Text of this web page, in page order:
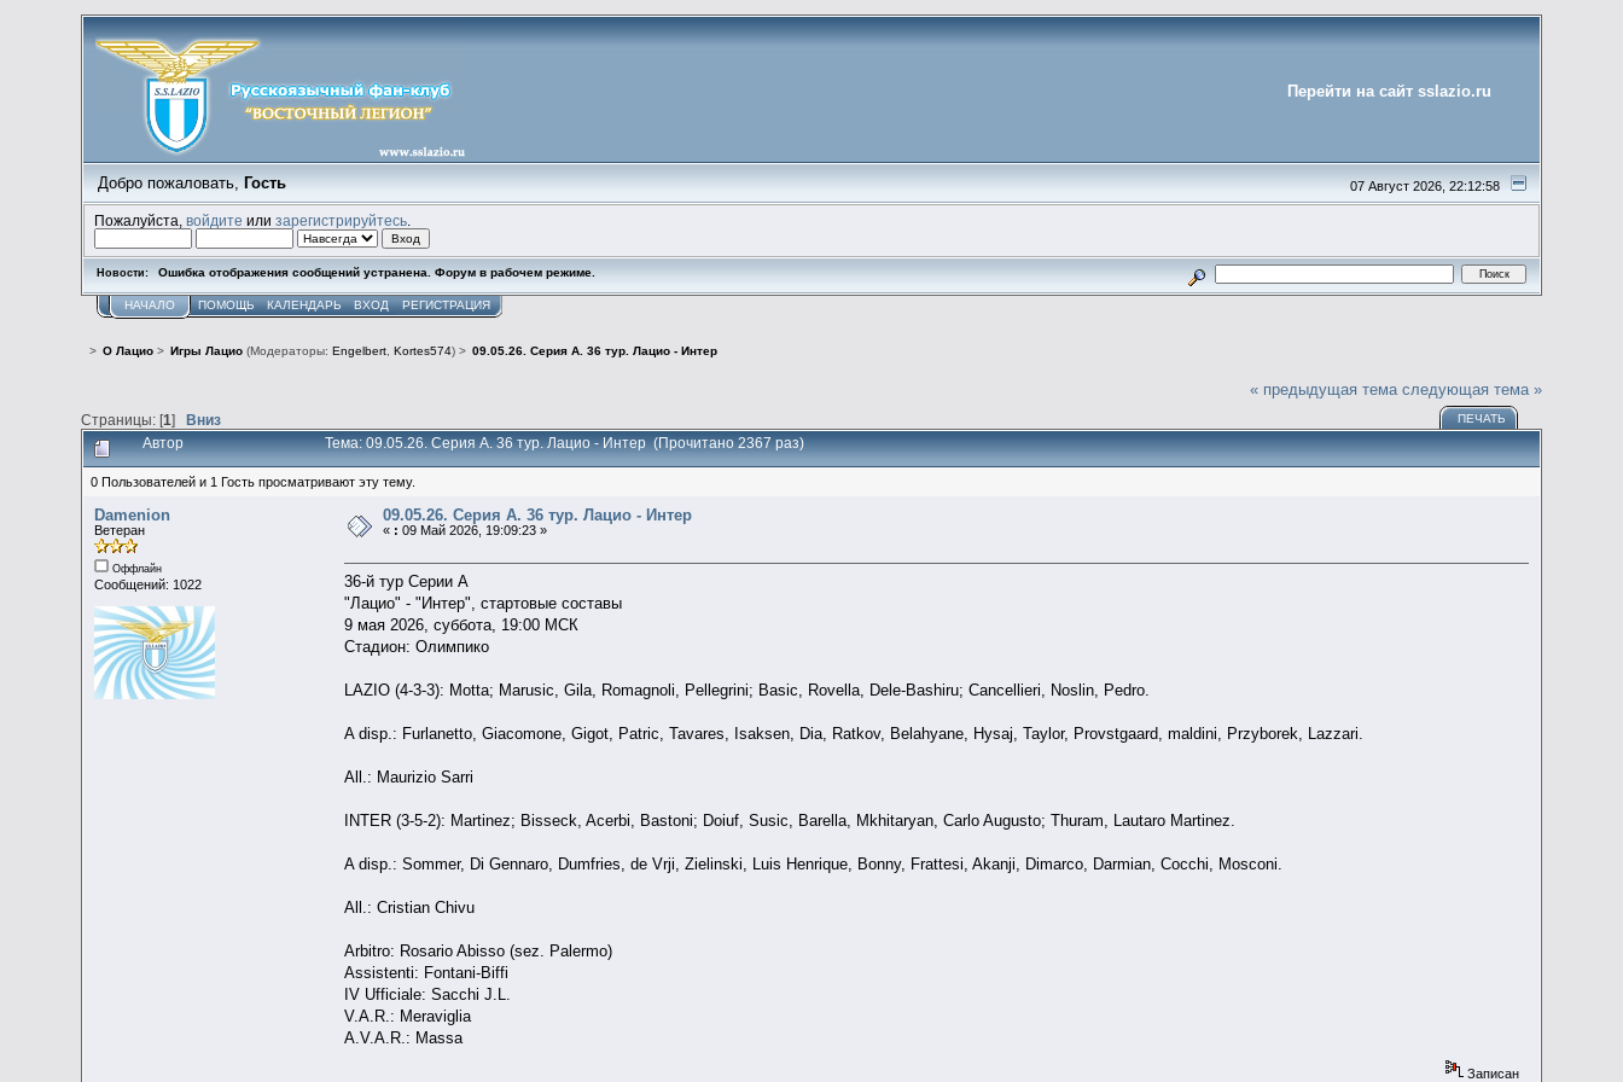
Перейти на сайт sslazio.ru
07 Август 2026, 22:12:58
Добро пожаловать, Гость
Пожалуйста,войдите илизарегистрируйтесь
Новости: Ошибка отображения сообщений устранена. Форум в рабочем режиме.
НАЧАЛО ПОМОЩЬ КАЛЕНДАРЬ ВХОД РЕГИСТРАЦИЯ
> О Лацио> Игры Лацио(Модераторы: Engelbert, Kortes574) > 09.05.26. Серия А. 36 тур. Лацио - Интер
« предыдущая тема следующая тема »
Страницы: [1]Вниз ПЕЧАТЬ
Автор Тема: 09.05.26. Серия А. 36 тур. Лацио - Интер (Прочитано 2367 раз)
0 Пользователей и 1 Гость просматривают эту тему.
Damenion
Ветеран
Оффлайн
Сообщений: 1022
09.05.26. Серия А. 36 тур. Лацио - Интер
« : 09 Май 2026, 19:09:23 »
36-й тур Серии А
"Лацио" - "Интер", стартовые составы
9 мая 2026, суббота, 19:00 МСК
Стадион: Олимпико
LAZIO (4-3-3): Motta; Marusic, Gila, Romagnoli, Pellegrini; Basic, Rovella, Dele-Bashiru; Cancellieri, Noslin, Pedro.
A disp.: Furlanetto, Giacomone, Gigot, Patric, Tavares, Isaksen, Dia, Ratkov, Belahyane, Hysaj, Taylor, Provstgaard, maldini, Przyborek, Lazzari.
All.: Maurizio Sarri
INTER (3-5-2): Martinez; Bisseck, Acerbi, Bastoni; Doiuf, Susic, Barella, Mkhitaryan, Carlo Augusto; Thuram, Lautaro Martinez.
A disp.: Sommer, Di Gennaro, Dumfries, de Vrji, Zielinski, Luis Henrique, Bonny, Frattesi, Akanji, Dimarco, Darmian, Cocchi, Mosconi.
All.: Cristian Chivu
Arbitro: Rosario Abisso (sez. Palermo)
Assistenti: Fontani-Biffi
IV Ufficiale: Sacchi J.L.
V.A.R.: Meraviglia
A.V.A.R.: Massa
Записан